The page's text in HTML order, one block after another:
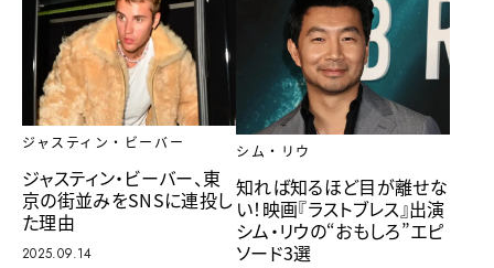
ジャスティン・ビーバー
ジャスティン・ビーバー、東
京の街並みをSNSに連投し
た理由
2025.09.14
シム・リウ
知れば知るほど目が離せな
い！映画『ラストブレス』出演
シム・リウの“おもしろ”エピ
ソード3選